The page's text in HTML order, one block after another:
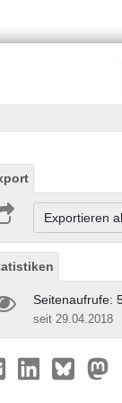
Exportieren
Seitenaufrufe:
seit 29.04.2018